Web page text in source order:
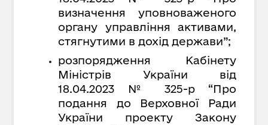
визначення уповноваженого
органу управління активами,
стягнутими в дохід держави”;
розпорядження Кабінету
Міністрів України від
18.04.2023 № 325-р “Про
подання до Верховної Ради
України проекту Закону